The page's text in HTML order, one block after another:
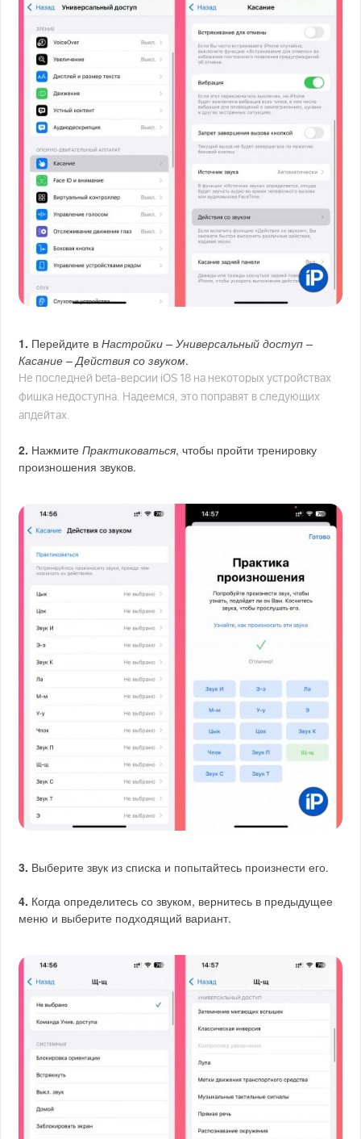
1. Перейдите вНастройки – Универсальный доступ –
Касание – Действия со звуком.
Не последней beta-версии iOS 18 на некоторых устройствах
фишка недоступна. Надеемся, это поправят в следующих
апдейтах.
2. НажмитеПрактиковаться, чтобы пройти тренировку
произношения звуков.
3. Выберите звук из списка и попытайтесь произнести его.
4. Когда определитесь со звуком, вернитесь в предыдущее
меню и выберите подходящий вариант.